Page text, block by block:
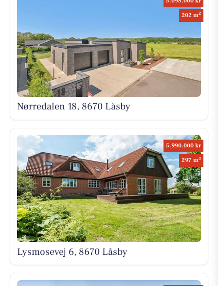
202 m2
Nørredalen 18, 8670 Låsby
5.990.000 kr
297 m2
Lysmosevej 6, 8670 Låsby